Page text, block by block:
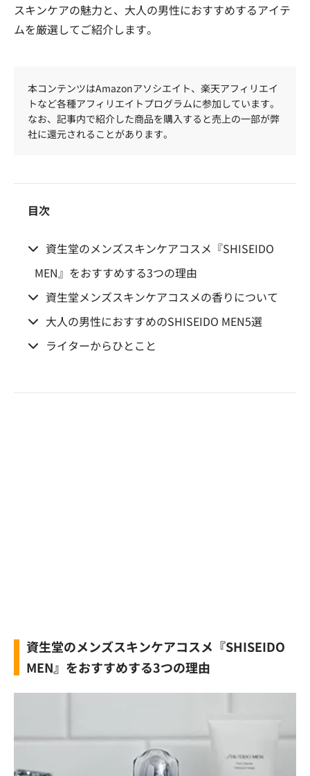
スキンケアの魅力と、大人の男性におすすめするアイテ
ムを厳選してご紹介します。
本コンテンツはAmazonアソシエイト、楽天アフィリエイ
トなど各種アフィリエイトプログラムに参加しています。
なお、記事内で紹介した商品を購入すると売上の一部が弊
社に還元されることがあります。
目次
資生堂のメンズスキンケアコスメ『SHISEIDO
MEN』をおすすめする3つの理由
資生堂メンズスキンケアコスメの香りについて
大人の男性におすすめのSHISEIDO MEN5選
ライターからひとこと
資生堂のメンズスキンケアコスメ『SHISEIDO
MEN』をおすすめする3つの理由